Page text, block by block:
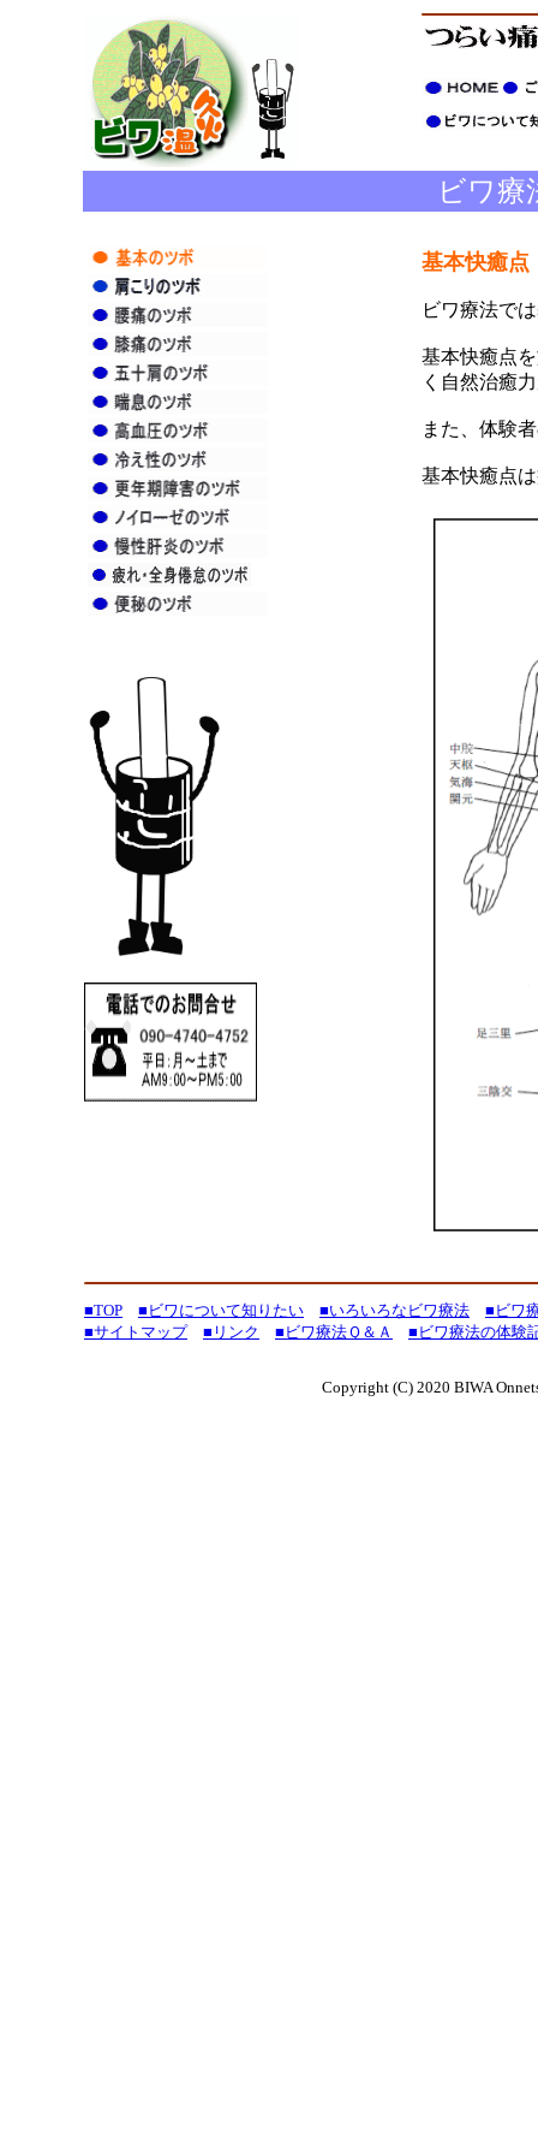
ビワ
基本快癒点
ビワ療法で
基本快癒点
く自然治癒
また、体験
基本快癒点
■TOP ■ビワについて知りたい ■いろいろなビワ療法
■ビワ
■サイトマップ
■リンク ■ビワ療法Ｑ＆Ａ ■ビワ療法の体験
Copyright (C) 2020 BIWA